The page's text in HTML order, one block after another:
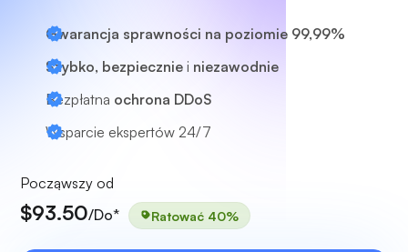
Gwarancja sprawności na poziomie 99,99%
Szybko, bezpiecznie i niezawodnie
Bezpłatna ochrona DDoS
Wsparcie ekspertów 24/7
Począwszy od
$93.50/Do* Ratować 40%